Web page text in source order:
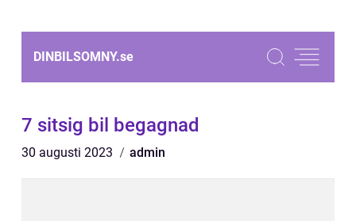
DINBILSOMNY.se
7 sitsig bil begagnad
30 augusti 2023 admin